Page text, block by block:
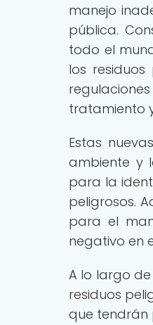
manejo
pública.
todo el
los
tratamiento
Estas
ambiente y
para la
peligrosos.
para el
negativo en
A lo largo
residuos
que tendrán